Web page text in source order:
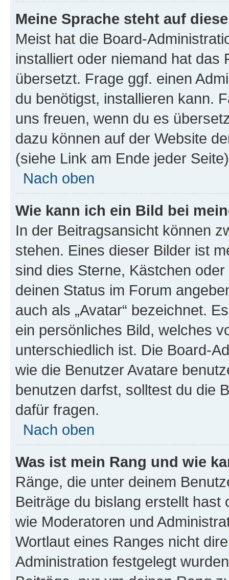
Meine Sprache steht auf
Meist hat die Board-
installiert oder niemand hat das
übersetzt. Frage ggf. einen
du benötigst, installieren kann.
uns freuen, wenn du es
dazu können auf der Website
(siehe Link am Ende jeder
Nach oben
Wie kann ich ein Bild bei
In der Beitragsansicht können
stehen. Eines dieser Bilder ist
sind dies Sterne, Kästchen
deinen Status im Forum
auch als „Avatar“ bezeichnet.
ein persönliches Bild, welches
unterschiedlich ist. Die Board-
wie die Benutzer Avatare
benutzen darfst, solltest du die
dafür fragen.
Nach oben
Was ist mein Rang und wie
Ränge, die unter deinem
Beiträge du bislang erstellt
wie Moderatoren und
Wortlaut eines Ranges nicht
Administration festgelegt